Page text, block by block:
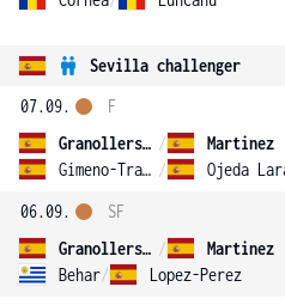
Sevilla challenger
07.09.
Granollers-Pujol /
Martinez
Gimeno-Traver / Ojeda
F
06.09.
Granollers-Pujol /
Martinez
Behar/ Lopez-Perez
SF